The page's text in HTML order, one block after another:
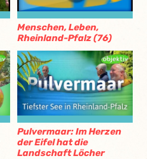
Menschen, Leben,
Rheinland-Pfalz (76)
Pulvermaar: Im Herzen
der Eifel hat die
Landschaft Löcher